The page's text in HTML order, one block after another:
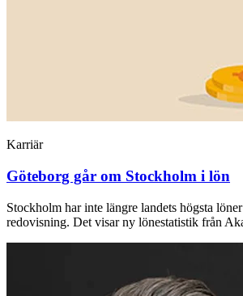
Karriär
Göteborg går om Stockholm i lön
Stockholm har inte längre landets högsta
redovisning. Det visar ny lönestatistik från